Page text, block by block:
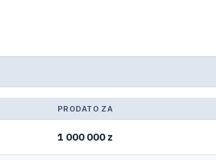
PRODATO ZA
1 000 000 z